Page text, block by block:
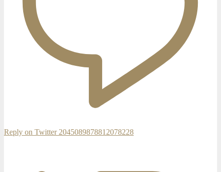
Reply on Twitter 2045089878812078228